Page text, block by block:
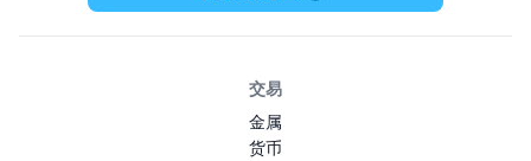
交易
金属
货币